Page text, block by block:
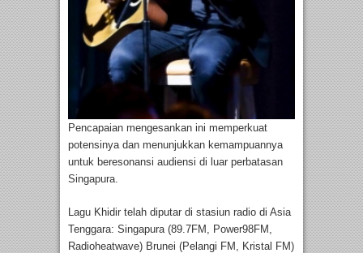
Pencapaian mengesankan ini memperkuat
potensinya dan menunjukkan kemampuannya
untuk beresonansi audiensi di luar perbatasan
Singapura.
Lagu Khidir telah diputar di stasiun radio di Asia
Tenggara: Singapura (89.7FM, Power98FM,
Radioheatwave) Brunei (Pelangi FM, Kristal FM)